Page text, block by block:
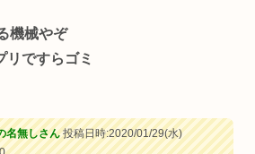
機械やぞ
ですらゴミ
名無しさん投稿日時:2020/01/29(水)